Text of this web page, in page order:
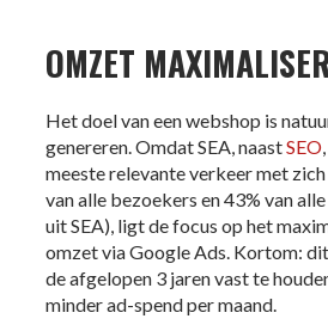
OMZET
Het doel van een webshop is
genereren. Omdat SEA, naastSEO
meeste relevante verkeer met
van alle bezoekers en 43% van
uit SEA), ligt de focus op het
omzet via Google Ads. Kortom:
de afgelopen 3 jaren vast te
minder ad-spend per maand.